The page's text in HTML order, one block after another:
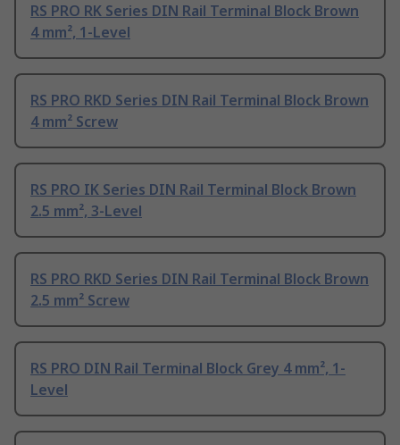
RS PRO RK Series DIN Rail Terminal Block Brown
4 mm², 1-Level
RS PRO RKD Series DIN Rail Terminal Block Brown
4 mm² Screw
RS PRO IK Series DIN Rail Terminal Block Brown
2.5 mm², 3-Level
RS PRO RKD Series DIN Rail Terminal Block Brown
2.5 mm² Screw
RS PRO DIN Rail Terminal Block Grey 4 mm², 1-
Level